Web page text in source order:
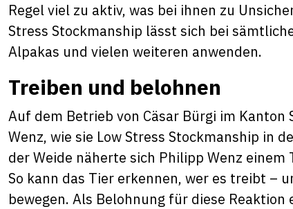
Regel viel zu aktiv, was bei ihnen zu
Stress Stockmanship lässt sich bei
Alpakas und vielen weiteren anwenden.
Treiben und belohnen
Auf dem Betrieb von Cäsar Bürgi im
Wenz, wie sie Low Stress Stockmanship in
der Weide näherte sich Philipp Wenz
So kann das Tier erkennen, wer es treibt –
bewegen. Als Belohnung für diese